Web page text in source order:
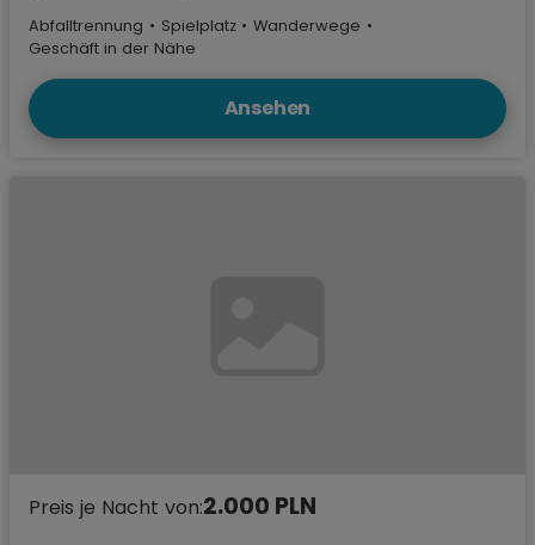
Abfalltrennung • Spielplatz • Wanderwege •
Geschäft in der Nähe
Ansehen
Preis je Nacht von:2.000 PLN